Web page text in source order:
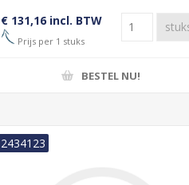
€ 131,16 incl. BTW
Prijs per 1 stuks
BESTEL NU!
2434123